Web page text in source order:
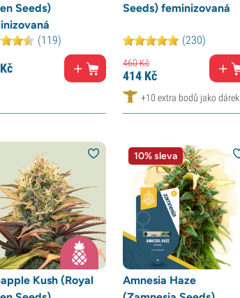
Seeds)
(119)
Kč
Seeds) feminizovaná
(230)
460Kč
414 Kč
+10 extra bodů jako dárek
Kush (Royal
10% sleva
Amnesia Haze